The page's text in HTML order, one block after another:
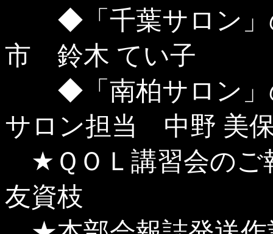
◆「千葉サロン」
市 鈴木 てい子
◆「南柏サロン」
サロン担当 中野 美
★ＱＯＬ講習会の
友資枝